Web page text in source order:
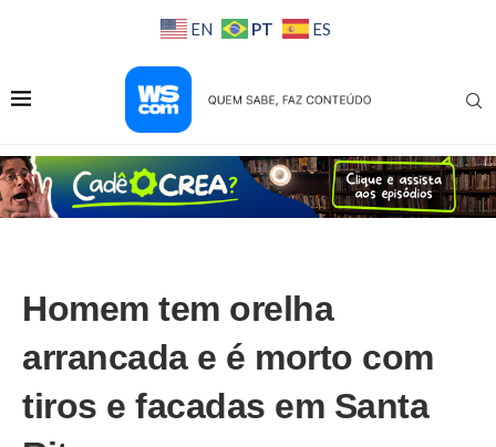
EN PT ES
Homem tem orelha
arrancada e é morto com
tiros e facadas em Santa